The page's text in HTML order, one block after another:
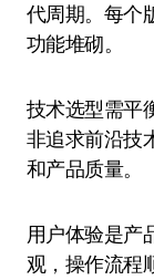
代周期。每个
功能堆砌。
技术选型需平
非追求前沿技
和产品质量。
用户体验是产
观，操作流程